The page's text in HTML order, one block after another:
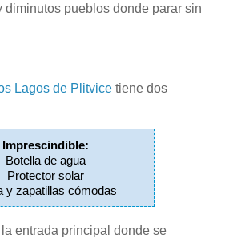
diminutos pueblos donde parar sin
Lagos de Plitvice tiene dos
Imprescindible:
Botella de agua
Protector solar
y zapatillas cómodas
entrada principal donde se